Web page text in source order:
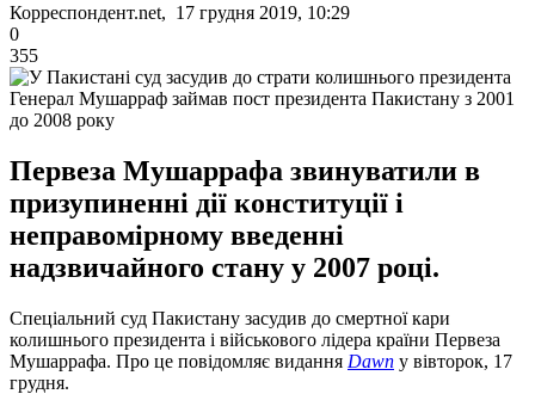
Корреспондент.net, 17 грудня 2019, 10:29
0
355
Генерал Мушарраф займав пост президента Пакистану з 2001
до 2008 року
Первеза Мушаррафа звинуватили в
призупиненні дії конституції і
неправомірному введенні
надзвичайного стану у 2007 році.
Спеціальний суд Пакистану засудив до смертної кари
колишнього президента і військового лідера країни Первеза
Мушаррафа. Про це повідомляє видання Dawn у вівторок, 17
грудня.